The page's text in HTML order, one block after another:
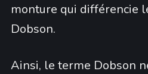
monture qui différencie
Dobson.
Ainsi, le terme Dobson